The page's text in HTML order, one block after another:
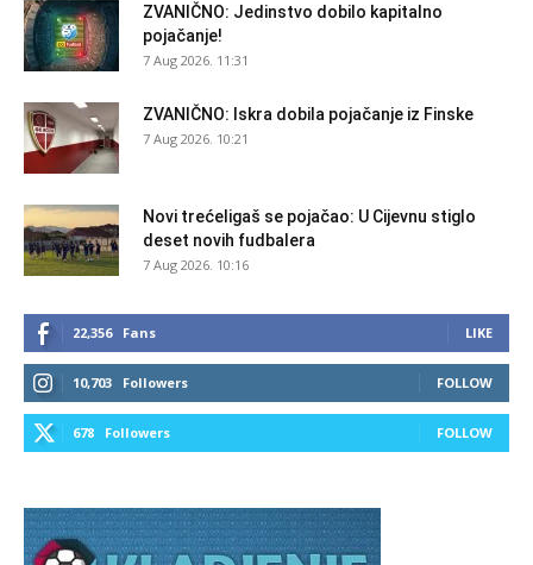
ZVANIČNO: Jedinstvo dobilo kapitalno
pojačanje!
7 Aug 2026. 11:31
ZVANIČNO: Iskra dobila pojačanje iz Finske
7 Aug 2026. 10:21
Novi trećeligaš se pojačao: U Cijevnu stiglo
deset novih fudbalera
7 Aug 2026. 10:16
22,356 Fans LIKE
10,703 Followers FOLLOW
678 Followers FOLLOW